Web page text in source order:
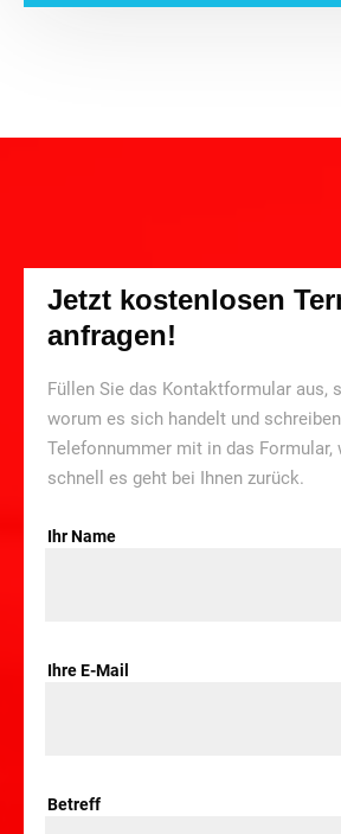
Jetzt kostenlosen
anfragen!
Füllen Sie das Kontaktformular aus,
worum es sich handelt und
Telefonnummer mit in das Formular,
schnell es geht bei Ihnen zurück.
Ihr Name
Ihre E-Mail
Betreff